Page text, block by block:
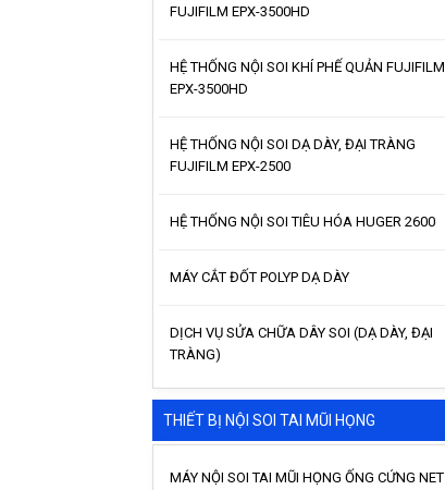
FUJIFILM EPX-3500HD
HỆ THỐNG NỘI SOI KHÍ PHẾ QUẢN FUJIFILM
EPX-3500HD
HỆ THỐNG NỘI SOI DẠ DÀY, ĐẠI TRÀNG
FUJIFILM EPX-2500
HỆ THỐNG NỘI SOI TIÊU HÓA HUGER 2600
MÁY CẮT ĐỐT POLYP DẠ DÀY
DỊCH VỤ SỬA CHỮA DÂY SOI (DẠ DÀY, ĐẠI
TRÀNG)
THIẾT BỊ NỘI SOI TAI MŨI HỌNG
MÁY NỘI SOI TAI MŨI HỌNG ỐNG CỨNG NET